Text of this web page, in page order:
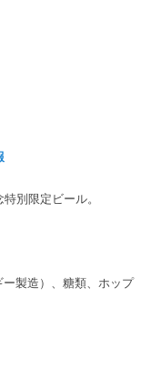
別限定ビール。
製造）、糖類、ホップ